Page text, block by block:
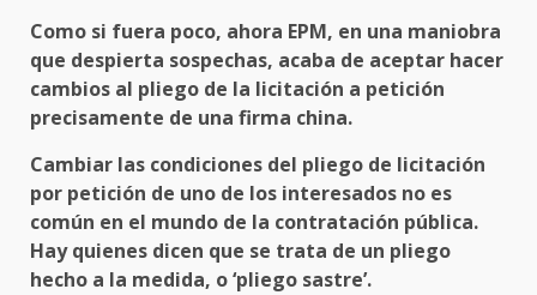
Como si fuera poco, ahora EPM, en una maniobra
que despierta sospechas, acaba de aceptar hacer
cambios al pliego de la licitación a petición
precisamente de una firma china.
Cambiar las condiciones del pliego de licitación
por petición de uno de los interesados no es
común en el mundo de la contratación pública.
Hay quienes dicen que se trata de un pliego
hecho a la medida, o ‘pliego sastre’.